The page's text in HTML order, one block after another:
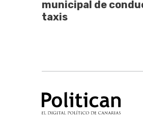
municipal de
taxis